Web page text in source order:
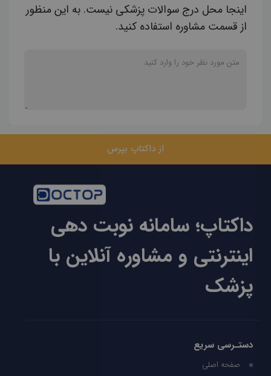
اینجا محل درج سوالات پزشکی نیست. به این منظور
از قسمت مشاوره استفاده کنید.
از داکتاپ بپرس
داکتاپ؛ سامانه نوبت دهی
اینترنتی و مشاوره آنلاین با
پزشک
دستـرسی سریع
صفحه اصلی